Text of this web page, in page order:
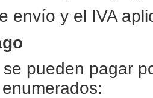
envío y el IVA
pueden pagar